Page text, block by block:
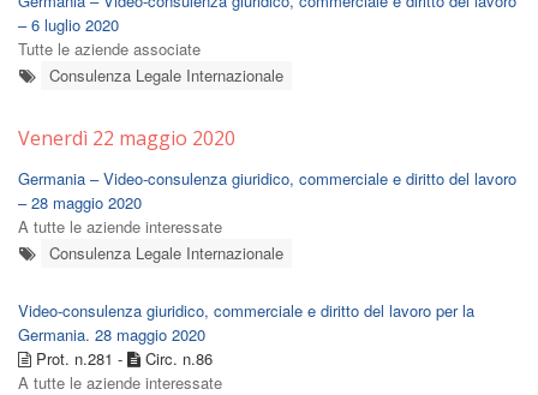
– 6 luglio 2020
Tutte le aziende associate
Consulenza Legale Internazionale
Venerdì 22 maggio 2020
Germania – Video-consulenza giuridico, commerciale e diritto del lavoro
– 28 maggio 2020
A tutte le aziende interessate
Consulenza Legale Internazionale
Video-consulenza giuridico, commerciale e diritto del lavoro per la
Germania. 28 maggio 2020
Prot. n.281 -
Circ. n.86
A tutte le aziende interessate